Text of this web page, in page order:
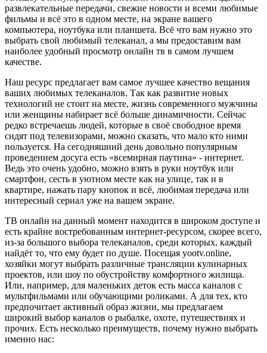
развлекательные передачи, свежие новости и всеми любимые
фильмы и всё это в одном месте, на экране вашего
компьютера, ноутбука или планшета. Всё что вам нужно это
выбрать свой любимый телеканал, а мы предоставим вам
наиболее удобный просмотр онлайн тв в самом лучшем
качестве.
Наш ресурс предлагает вам самое лучшее качество вещания
ваших любимых телеканалов. Так как развитие новых
технологий не стоит на месте, жизнь современного мужчины
или женщины набирает всё больше динамичности. Сейчас
редко встречаешь людей, которые в своё свободное время
сидят под телевизорами, можно сказать, что мало кто ними
пользуется. На сегодняшний день довольно популярным
проведением досуга есть «всемирная паутина» - интернет.
Ведь это очень удобно, можно взять в руки ноутбук или
смартфон, сесть в уютном месте как на улице, так и в
квартире, нажать пару кнопок и всё, любимая передача или
интересный сериал уже на вашем экране.
ТВ онлайн на данный момент находится в широком доступе и
есть крайне востребованным интернет-ресурсом, скорее всего,
из-за большого выбора телеканалов, среди которых, каждый
найдёт то, что ему будет по душе. Посещая yootv.online,
хозяйки могут выбрать различные трансляции кулинарных
проектов, или шоу по обустройству комфортного жилища.
Или, например, для маленьких деток есть масса каналов с
мультфильмами или обучающими роликами. А для тех, кто
предпочитает активный образ жизни, мы предлагаем
широкий выбор каналов о рыбалке, охоте, путешествиях и
прочих. Есть несколько преимуществ, почему нужно выбрать
именно нас: